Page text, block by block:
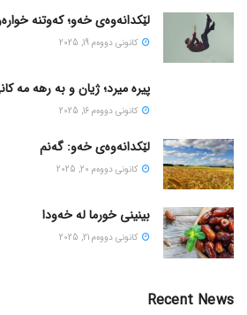
لێکدانەوەی خەو؛ کەوتنە
كانونی دووه‌م 19, 2025
پیره میرد؛ ژیان و به رهه مه
كانونی دووه‌م 16, 2025
لێکدانەوەی خەو: گەنم
كانونی دووه‌م 20, 2025
بینینی خورما لە خەودا
كانونی دووه‌م 21, 2025
Recent News